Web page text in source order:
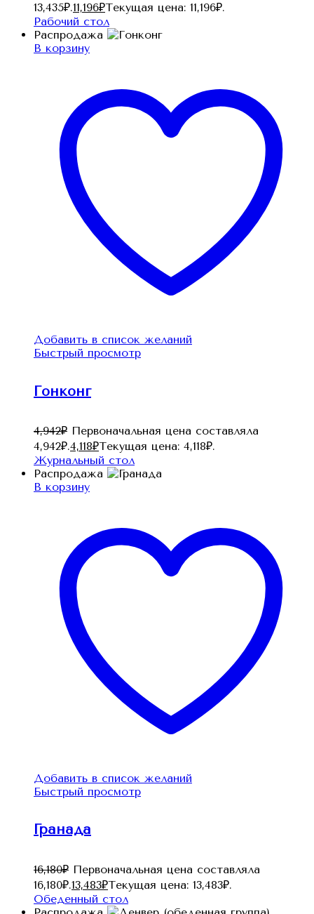
13,435₽.11,196₽Текущая цена: 11,196₽.
Рабочий стол
Распродажа
В корзину
Добавить в список желаний
Быстрый просмотр
Гонконг
4,942₽ Первоначальная цена составляла
4,942₽.4,118₽Текущая цена: 4,118₽.
Журнальный стол
Распродажа
В корзину
Добавить в список желаний
Быстрый просмотр
Гранада
16,180₽ Первоначальная цена составляла
16,180₽.13,483₽Текущая цена: 13,483₽.
Обеденный стол